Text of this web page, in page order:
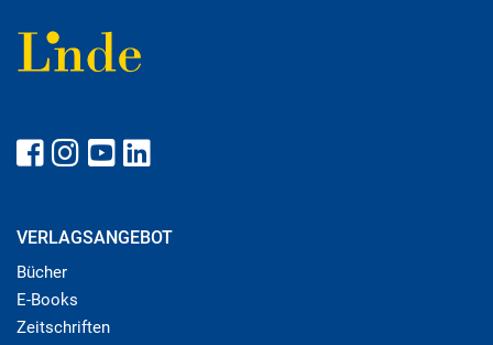
VERLAGSANGEBOT
Bücher
E-Books
Zeitschriften